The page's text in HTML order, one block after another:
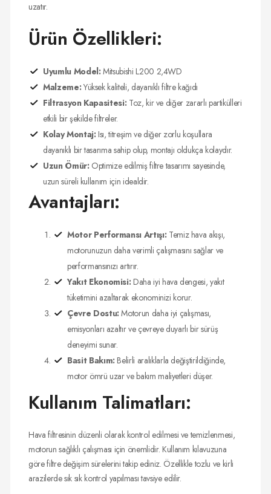
uzatır.
Ürün Özellikleri:
Uyumlu Model: Mitsubishi L200 2,4WD
Malzeme:Yüksek kaliteli, dayanıklı filtre kağıdı
Filtrasyon Kapasitesi: Toz, kir ve diğer zararlı partikülleri
etkili bir şekilde filtreler.
Kolay Montaj: Isı, titreşim ve diğer zorlu koşullara
dayanıklı bir tasarıma sahip olup, montajı oldukça kolaydır.
Uzun Ömür: Optimize edilmiş filtre tasarımı sayesinde,
uzun süreli kullanım için idealdir.
Avantajları:
Motor Performansı Artışı: Temiz hava akışı,
motorunuzun daha verimli çalışmasını sağlar ve
performansınızı artırır.
Yakıt Ekonomisi: Daha iyi hava dengesi, yakıt
tüketimini azaltarak ekonominizi korur.
Çevre Dostu: Motorun daha iyi çalışması,
emisyonları azaltır ve çevreye duyarlı bir sürüş
deneyimi sunar.
Basit Bakım: Belirli aralıklarla değiştirildiğinde,
motor ömrü uzar ve bakım maliyetleri düşer.
Kullanım Talimatları:
Hava filtresinin düzenli olarak kontrol edilmesi ve temizlenmesi,
motorun sağlıklı çalışması için önemlidir. Kullanım kılavuzuna
göre filtre değişim sürelerini takip ediniz. Özellikle tozlu ve kirli
arazilerde sık sık kontrol yapılması tavsiye edilir.